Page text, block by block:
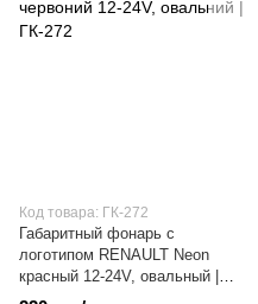
Код товара: ГК-272
Габаритный фонарь с
логотипом RENAULT Neon
красный 12-24V, овальный |
ГК-272